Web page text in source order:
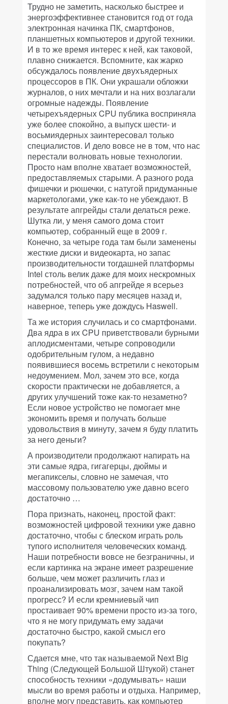
Трудно не заметить, насколько быстрее и
энергоэффективнее становится год от года
электронная начинка ПК, смартфонов,
планшетных компьютеров и другой техники.
И в то же время интерес к ней, как таковой,
плавно снижается. Вспомните, как жарко
обсуждалось появление двухъядерных
процессоров в ПК. Они украшали обложки
журналов, о них мечтали и на них возлагали
огромные надежды. Появление
четырехъядерных CPU публика восприняла
уже более спокойно, а выпуск шести- и
восьмиядерных заинтересовал только
специалистов. И дело вовсе не в том, что нас
перестали волновать новые технологии.
Просто нам вполне хватает возможностей,
предоставляемых старыми. А разного рода
фишечки и рюшечки, с натугой придуманные
маркетологами, уже как-то не убеждают. В
результате апгрейды стали делаться реже.
Шутка ли, у меня самого дома стоит
компьютер, собранный еще в 2009 г.
Конечно, за четыре года там были заменены
жесткие диски и видеокарта, но запас
производительности тогдашней платформы
Intel столь велик даже для моих нескромных
потребностей, что об апгрейде я всерьез
задумался только пару месяцев назад и,
наверное, теперь уже дождусь Haswell.
Та же история случилась и со смартфонами.
Два ядра в их CPU приветствовали бурными
аплодисментами, четыре сопроводили
одобрительным гулом, а недавно
появившиеся восемь встретили с некоторым
недоумением. Мол, зачем это все, когда
скорости практически не добавляется, а
других улучшений тоже как-то незаметно?
Если новое устройство не помогает мне
экономить время и получать больше
удовольствия в минуту, зачем я буду платить
за него деньги?
А производители продолжают напирать на
эти самые ядра, гигагерцы, дюймы и
мегапикселы, словно не замечая, что
массовому пользователю уже давно всего
достаточно …
Пора признать, наконец, простой факт:
возможностей цифровой техники уже давно
достаточно, чтобы с блеском играть роль
тупого исполнителя человеческих команд.
Наши потребности вовсе не безграничны, и
если картинка на экране имеет разрешение
больше, чем может различить глаз и
проанализировать мозг, зачем нам такой
прогресс? И если кремниевый чип
простаивает 90% времени просто из-за того,
что я не могу придумать ему задачи
достаточно быстро, какой смысл его
покупать?
Сдается мне, что так называемой Next Big
Thing (Следующей Большой Штукой) станет
способность техники «додумывать» наши
мысли во время работы и отдыха. Например,
вполне могу представить, как компьютер